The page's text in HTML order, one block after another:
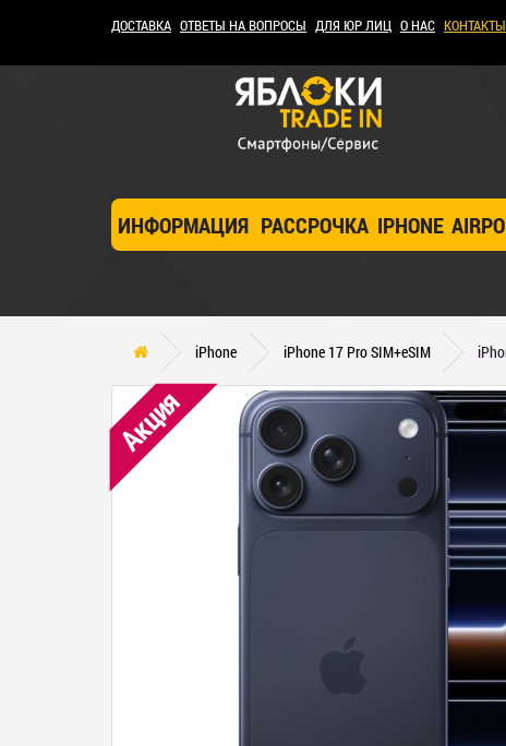
ДОСТАВКА ОТВЕТЫ НА ВОПРОСЫ ДЛЯ ЮР ЛИЦ О НАС КОНТАКТЫ
ИНФОРМАЦИЯ РАССРОЧКА IPHONE
iPhone iPhone 17 Pro SIM+eSIM
Акция